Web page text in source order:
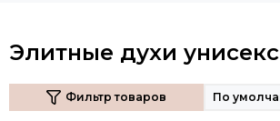
Элитные духи унисекс
Фильтр товаров